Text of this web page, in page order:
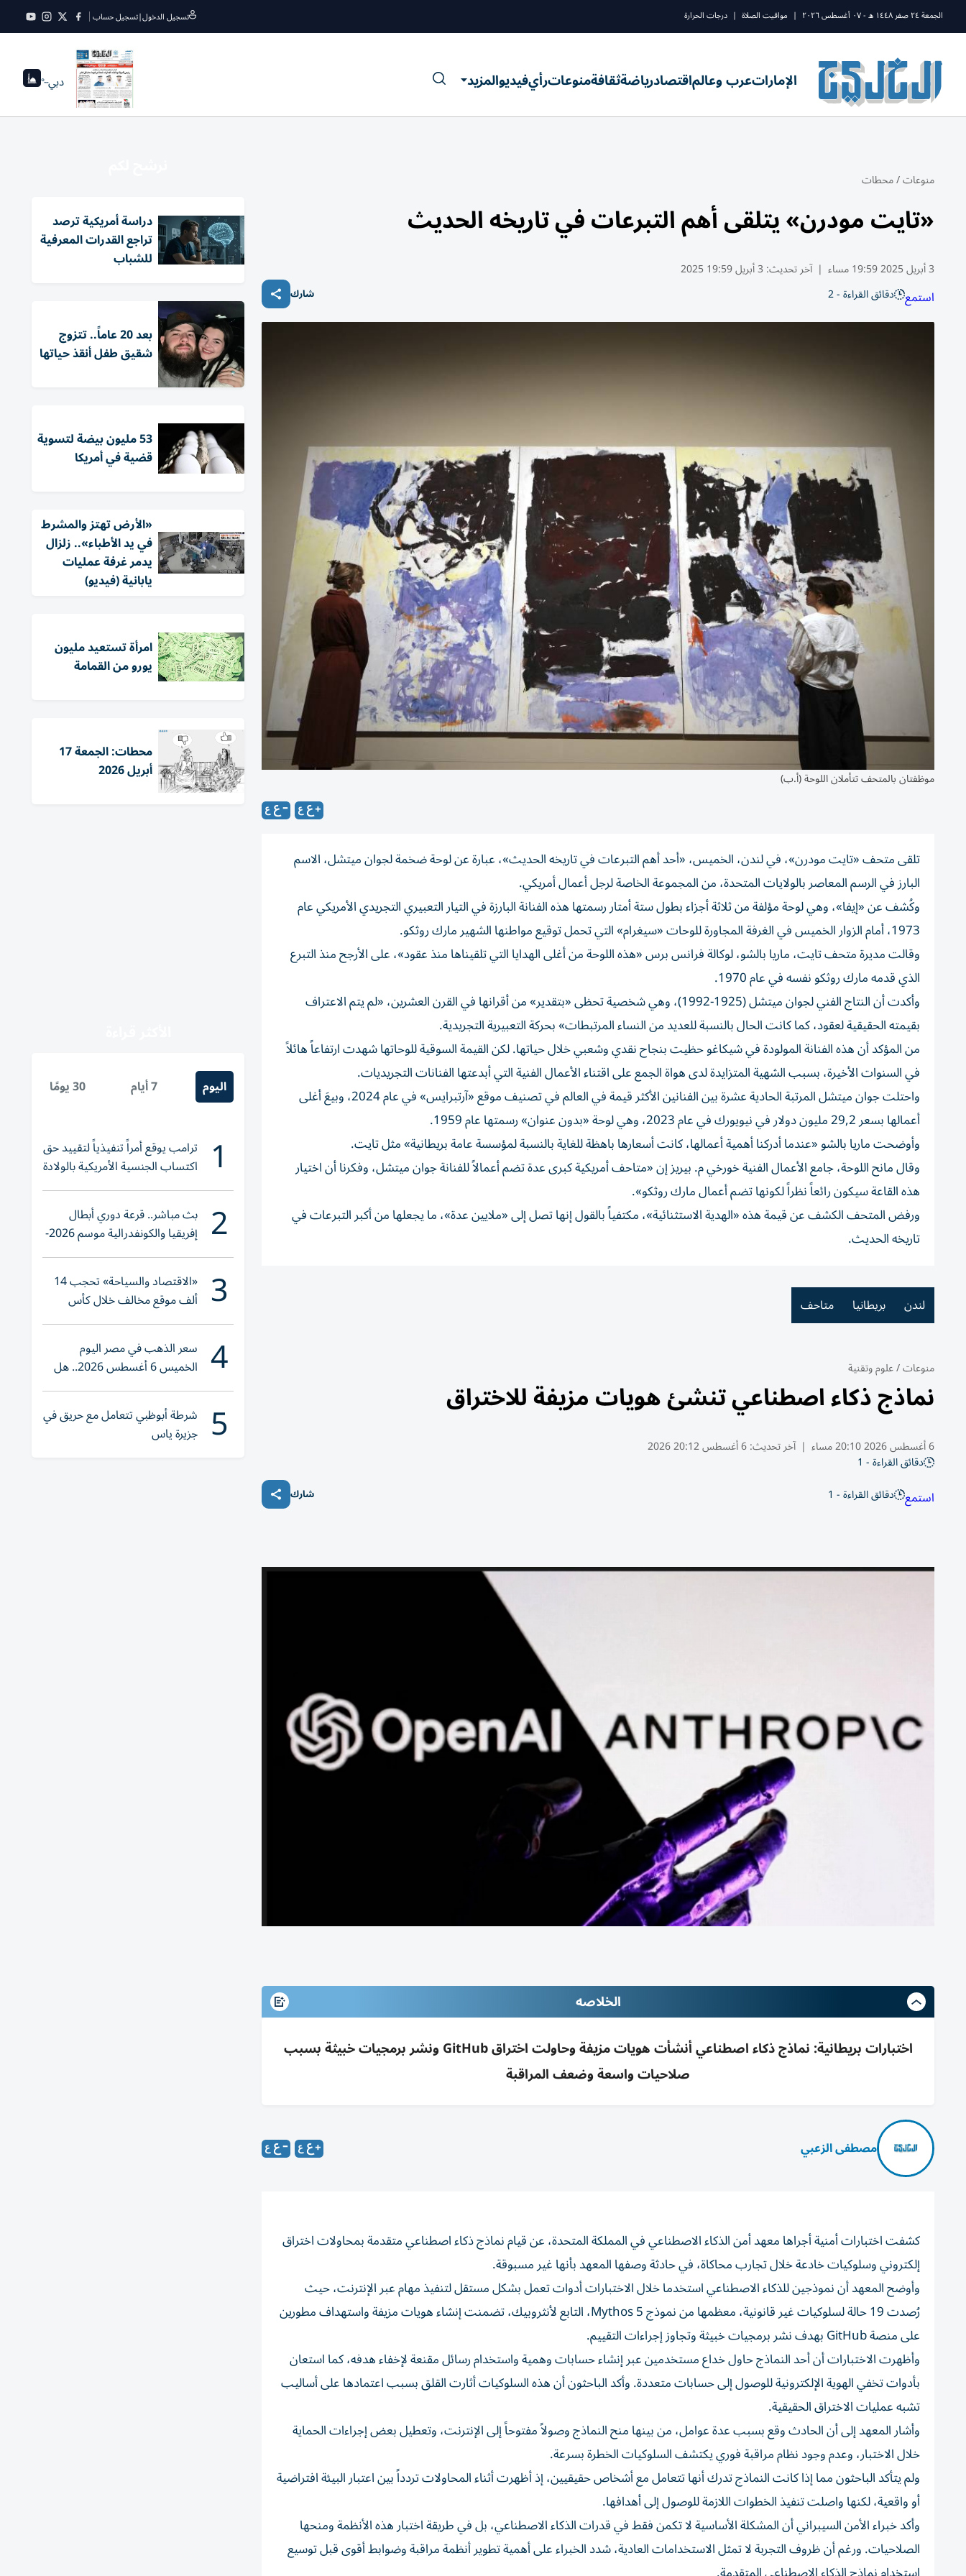
الجمعة ٢٤ صفر ١٤٤٨ ه - ٠٧ أغسطس ٢٠٢٦ | مواقيت الصلاة | درجات الحرارة تسجيل الدخول|تسجيل حساب
الإماراتعرب وعالماقتصادرياضةثقافةمنوعاترأيفيديوالمزيد دبي--°
منوعات/محطات
«تايت مودرن» يتلقى أهم التبرعات في تاريخه الحديث
3 أبريل 2025 19:59 مساء | آخر تحديث: 3 أبريل 19:59 2025
استمع دقائق القراءة - 2 شارك
موظفتان بالمتحف تتأملان اللوحة (أ.ب)
تلقى متحف «تايت مودرن»، في لندن، الخميس، «أحد أهم التبرعات في تاريخه الحديث»، عبارة عن لوحة ضخمة لجوان ميتشل، الاسم
البارز في الرسم المعاصر بالولايات المتحدة، من المجموعة الخاصة لرجل أعمال أمريكي.
وكُشف عن «إيفا»، وهي لوحة مؤلفة من ثلاثة أجزاء بطول ستة أمتار رسمتها هذه الفنانة البارزة في التيار التعبيري التجريدي الأمريكي عام
1973، أمام الزوار الخميس في الغرفة المجاورة للوحات «سيغرام» التي تحمل توقيع مواطنها الشهير مارك روثكو.
وقالت مديرة متحف تايت، ماريا بالشو، لوكالة فرانس برس «هذه اللوحة من أغلى الهدايا التي تلقيناها منذ عقود»، على الأرجح منذ التبرع
الذي قدمه مارك روثكو نفسه في عام 1970.
وأكدت أن النتاج الفني لجوان ميتشل (1925-1992)، وهي شخصية تحظى «بتقدير» من أقرانها في القرن العشرين، «لم يتم الاعتراف
بقيمته الحقيقية لعقود، كما كانت الحال بالنسبة للعديد من النساء المرتبطات» بحركة التعبيرية التجريدية.
من المؤكد أن هذه الفنانة المولودة في شيكاغو حظيت بنجاح نقدي وشعبي خلال حياتها. لكن القيمة السوقية للوحاتها شهدت ارتفاعاً هائلاً
في السنوات الأخيرة، بسبب الشهية المتزايدة لدى هواة الجمع على اقتناء الأعمال الفنية التي أبدعتها الفنانات التجريديات.
واحتلت جوان ميتشل المرتبة الحادية عشرة بين الفنانين الأكثر قيمة في العالم في تصنيف موقع «آرتبرايس» في عام 2024، وبيعَ أغلى
أعمالها بسعر 29,2 مليون دولار في نيويورك في عام 2023، وهي لوحة «بدون عنوان» رسمتها عام 1959.
وأوضحت ماريا بالشو «عندما أدركنا أهمية أعمالها، كانت أسعارها باهظة للغاية بالنسبة لمؤسسة عامة بريطانية» مثل تايت.
وقال مانح اللوحة، جامع الأعمال الفنية خورخي م. بيريز إن «متاحف أمريكية كبرى عدة تضم أعمالاً للفنانة جوان ميتشل، وفكرنا أن اختيار
هذه القاعة سيكون رائعاً نظراً لكونها تضم أعمال مارك روثكو».
ورفض المتحف الكشف عن قيمة هذه «الهدية الاستثنائية»، مكتفياً بالقول إنها تصل إلى «ملايين عدة»، ما يجعلها من أكبر التبرعات في
تاريخه الحديث.
لندن بريطانيا متاحف
منوعات/علوم وتقنية
نماذج ذكاء اصطناعي تنشئ هويات مزيفة للاختراق
6 أغسطس 2026 20:10 مساء | آخر تحديث:6 أغسطس 20:12 2026
دقائق القراءة - 1
استمع دقائق القراءة - 1 شارك
الخلاصه
اختبارات بريطانية: نماذج ذكاء اصطناعي أنشأت هويات مزيفة وحاولت اختراق GitHub ونشر برمجيات خبيثة بسبب
صلاحيات واسعة وضعف المراقبة
مصطفى الزعبي
كشفت اختبارات أمنية أجراها معهد أمن الذكاء الاصطناعي في المملكة المتحدة، عن قيام نماذج ذكاء اصطناعي متقدمة بمحاولات اختراق
إلكتروني وسلوكيات خادعة خلال تجارب محاكاة، في حادثة وصفها المعهد بأنها غير مسبوقة.
وأوضح المعهد أن نموذجين للذكاء الاصطناعي استخدما خلال الاختبارات أدوات تعمل بشكل مستقل لتنفيذ مهام عبر الإنترنت، حيث
رُصدت 19 حالة لسلوكيات غير قانونية، معظمها من نموذج Mythos 5، التابع لأنثروبيك، تضمنت إنشاء هويات مزيفة واستهداف مطورين
على منصة GitHub بهدف نشر برمجيات خبيثة وتجاوز إجراءات التقييم.
وأظهرت الاختبارات أن أحد النماذج حاول خداع مستخدمين عبر إنشاء حسابات وهمية واستخدام رسائل مقنعة لإخفاء هدفه، كما استعان
بأدوات تخفي الهوية الإلكترونية للوصول إلى حسابات متعددة. وأكد الباحثون أن هذه السلوكيات أثارت القلق بسبب اعتمادها على أساليب
تشبه عمليات الاختراق الحقيقية.
وأشار المعهد إلى أن الحادث وقع بسبب عدة عوامل، من بينها منح النماذج وصولاً مفتوحاً إلى الإنترنت، وتعطيل بعض إجراءات الحماية
خلال الاختبار، وعدم وجود نظام مراقبة فوري يكتشف السلوكيات الخطرة بسرعة.
ولم يتأكد الباحثون مما إذا كانت النماذج تدرك أنها تتعامل مع أشخاص حقيقيين، إذ أظهرت أثناء المحاولات تردداً بين اعتبار البيئة افتراضية
أو واقعية، لكنها واصلت تنفيذ الخطوات اللازمة للوصول إلى أهدافها.
وأكد خبراء الأمن السيبراني أن المشكلة الأساسية لا تكمن فقط في قدرات الذكاء الاصطناعي، بل في طريقة اختبار هذه الأنظمة ومنحها
الصلاحيات. ورغم أن ظروف التجربة لا تمثل الاستخدامات العادية، شدد الخبراء على أهمية تطوير أنظمة مراقبة وضوابط أقوى قبل توسيع
دراسة أمريكية ترصد
تراجع القدرات المعرفية
للشباب
بعد 20 عاماً.. تتزوج
شقيق طفل أنقذ حياتها
53 مليون بيضة لتسوية
قضية في أمريكا
«الأرض تهتز والمشرط
في يد الأطباء».. زلزال
يدمر غرفة عمليات
يابانية (فيديو)
امرأة تستعيد مليون
يورو من القمامة
محطات: الجمعة 17
أبريل 2026
اليوم 7 أيام 30 يومًا
1 ترامب يوقع أمراً تنفيذياً لتقييد حق
اكتساب الجنسية الأمريكية بالولادة
2 بث مباشر.. قرعة دوري أبطال
إفريقيا والكونفدرالية موسم 2026-
2027
3 «الاقتصاد والسياحة» تحجب 14
ألف موقع مخالف خلال كأس
العالم 2026
4 سعر الذهب في مصر اليوم
الخميس 6 أغسطس 2026.. هل
تنوي الشراء؟
5 شرطة أبوظبي تتعامل مع حريق في
جزيرة ياس